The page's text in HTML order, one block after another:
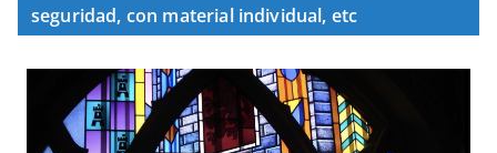
seguridad, con material individual, etc